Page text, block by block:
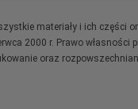
materiały i ich
2000 r. Prawo
oraz